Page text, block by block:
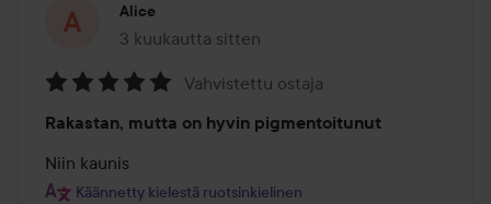
Alice
3 kuukautta sitten
Viesti luotiin 3 kuukautta sitten
5
/
5
Vahvistettu ostaja
Rakastan, mutta on hyvin pigmentoitunut
Niin kaunis
Käännetty kielestä ruotsinkielinen